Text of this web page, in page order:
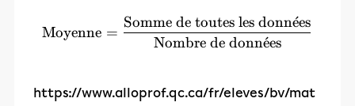
\text{Moyenne} =
Moyenne =
Nombre de donne
ˊes
Somme de toutes les donne
ˊes
https://www.alloprof.qc.ca/fr/eleves/bv/mat